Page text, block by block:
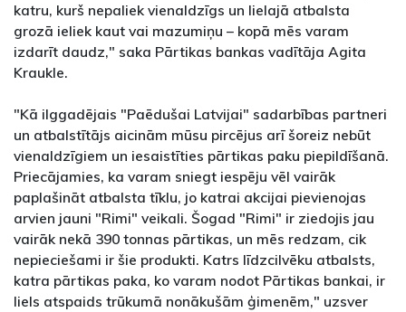
katru, kurš nepaliek vienaldzīgs un lielajā atbalsta
grozā ieliek kaut vai mazumiņu – kopā mēs varam
izdarīt daudz," saka Pārtikas bankas vadītāja Agita
Kraukle.
"Kā ilggadējais "Paēdušai Latvijai" sadarbības partneri
un atbalstītājs aicinām mūsu pircējus arī šoreiz nebūt
vienaldzīgiem un iesaistīties pārtikas paku piepildīšanā.
Priecājamies, ka varam sniegt iespēju vēl vairāk
paplašināt atbalsta tīklu, jo katrai akcijai pievienojas
arvien jauni "Rimi" veikali. Šogad "Rimi" ir ziedojis jau
vairāk nekā 390 tonnas pārtikas, un mēs redzam, cik
nepieciešami ir šie produkti. Katrs līdzcilvēku atbalsts,
katra pārtikas paka, ko varam nodot Pārtikas bankai, ir
liels atspaids trūkumā nonākušām ģimenēm," uzsver